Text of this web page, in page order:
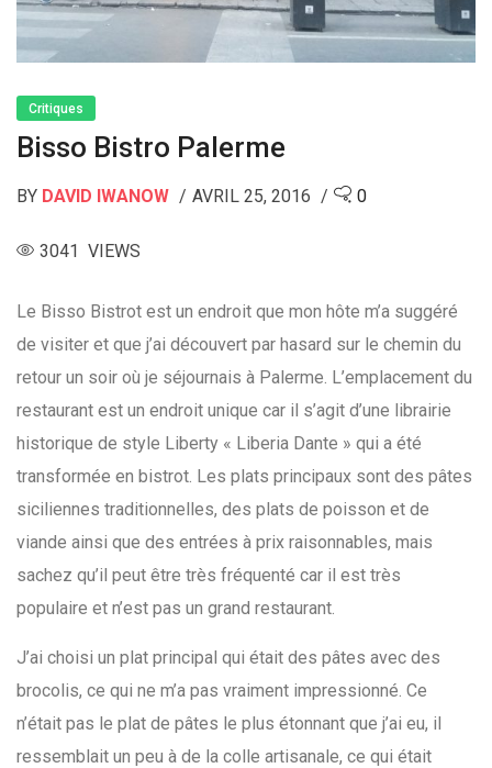
Critiques
Bisso Bistro Palerme
BY DAVID IWANOW AVRIL 25, 2016 0
3041 VIEWS
Le Bisso Bistrot est un endroit que mon hôte m’a suggéré
de visiter et que j’ai découvert par hasard sur le chemin du
retour un soir où je séjournais à Palerme. L’emplacement du
restaurant est un endroit unique car il s’agit d’une librairie
historique de style Liberty « Liberia Dante » qui a été
transformée en bistrot. Les plats principaux sont des pâtes
siciliennes traditionnelles, des plats de poisson et de
viande ainsi que des entrées à prix raisonnables, mais
sachez qu’il peut être très fréquenté car il est très
populaire et n’est pas un grand restaurant.
J’ai choisi un plat principal qui était des pâtes avec des
brocolis, ce qui ne m’a pas vraiment impressionné. Ce
n’était pas le plat de pâtes le plus étonnant que j’ai eu, il
ressemblait un peu à de la colle artisanale, ce qui était